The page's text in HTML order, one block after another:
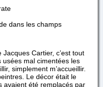
dans les champs
Cartier, c’est tout
mal cimentées les
simplement m’accueillir.
Le décor était le
avaient été remplacés par